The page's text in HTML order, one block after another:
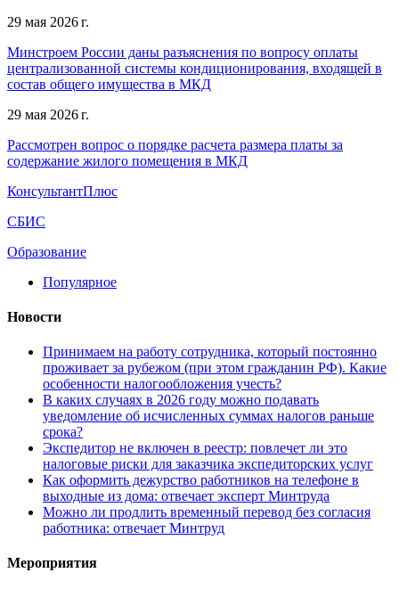
29 мая 2026 г.
Минстроем России даны разъяснения по вопросу оплаты
централизованной системы кондиционирования, входящей в
состав общего имущества в МКД
29 мая 2026 г.
Рассмотрен вопрос о порядке расчета размера платы за
содержание жилого помещения в МКД
КонсультантПлюс
СБИС
Образование
Популярное
Новости
Принимаем на работу сотрудника, который постоянно
проживает за рубежом (при этом гражданин РФ). Какие
особенности налогообложения учесть?
В каких случаях в 2026 году можно подавать
уведомление об исчисленных суммах налогов раньше
срока?
Экспедитор не включен в реестр: повлечет ли это
налоговые риски для заказчика экспедиторских услуг
Как оформить дежурство работников на телефоне в
выходные из дома: отвечает эксперт Минтруда
Можно ли продлить временный перевод без согласия
работника: отвечает Минтруд
Мероприятия